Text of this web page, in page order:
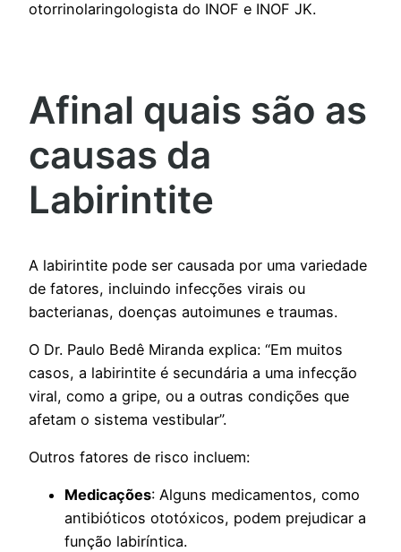
otorrinolaringologista do INOF e INOF JK.
Afinal quais são as
causas da
Labirintite
A labirintite pode ser causada por uma variedade
de fatores, incluindo infecções virais ou
bacterianas, doenças autoimunes e traumas.
O Dr. Paulo Bedê Miranda explica: “Em muitos
casos, a labirintite é secundária a uma infecção
viral, como a gripe, ou a outras condições que
afetam o sistema vestibular”.
Outros fatores de risco incluem:
Medicações: Alguns medicamentos, como
antibióticos ototóxicos, podem prejudicar a
função labiríntica.